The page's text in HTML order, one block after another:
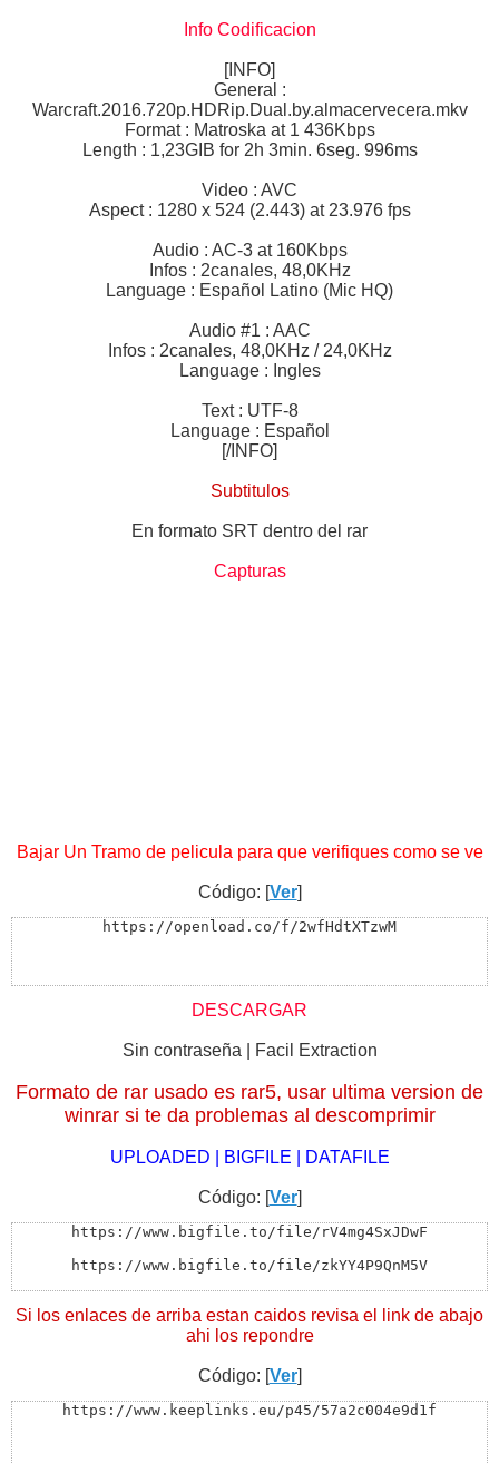
Info Codificacion
[INFO]
General :
Warcraft.2016.720p.HDRip.Dual.by.almacervecera.mkv
Format : Matroska at 1 436Kbps
Length : 1,23GIB for 2h 3min. 6seg. 996ms
Video : AVC
Aspect : 1280 x 524 (2.443) at 23.976 fps
Audio : AC-3 at 160Kbps
Infos : 2canales, 48,0KHz
Language : Español Latino (Mic HQ)
Audio #1 : AAC
Infos : 2canales, 48,0KHz / 24,0KHz
Language : Ingles
Text : UTF-8
Language : Español
[/INFO]
Subtitulos
En formato SRT dentro del rar
Capturas
Bajar Un Tramo de pelicula para que verifiques como se ve
Código: [Ver]
https://openload.co/f/2wfHdtXTzwM
DESCARGAR
Sin contraseña | Facil Extraction
Formato de rar usado es rar5, usar ultima version de
winrar si te da problemas al descomprimir
UPLOADED | BIGFILE | DATAFILE
Código: [Ver]
https://www.bigfile.to/file/rV4mg4SxJDwF
https://www.bigfile.to/file/zkYY4P9QnM5V
---
http://www.datafile.com/d/TWpBMU16UTFNRFEF9
http://www.datafile.com/d/TWpBMU16UTFNRGMF9
Si los enlaces de arriba estan caidos revisa el link de abajo
ahi los repondre
Código: [Ver]
https://www.keeplinks.eu/p45/57a2c004e9d1f